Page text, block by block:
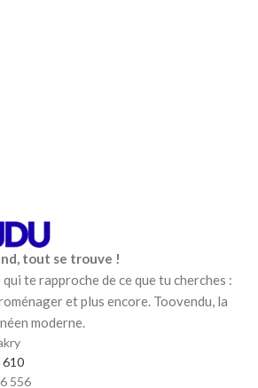
tout se trouve !
te rapproche de ce que tu cherches :
et plus encore. Toovendu, la
moderne.
610
556